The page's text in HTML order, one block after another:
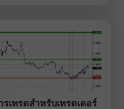
เทรดสำหรับเทรดเดอร์